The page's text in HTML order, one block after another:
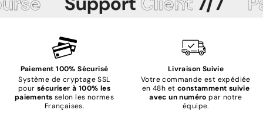
Paiement 100% Sécurisé
Système de cryptage SSL
pour sécuriser à 100% les
paiements selon les normes
Françaises.
Livraison Suivie
Votre commande est expédiée
en 48h et constamment suivie
avec un numéro par notre
équipe.